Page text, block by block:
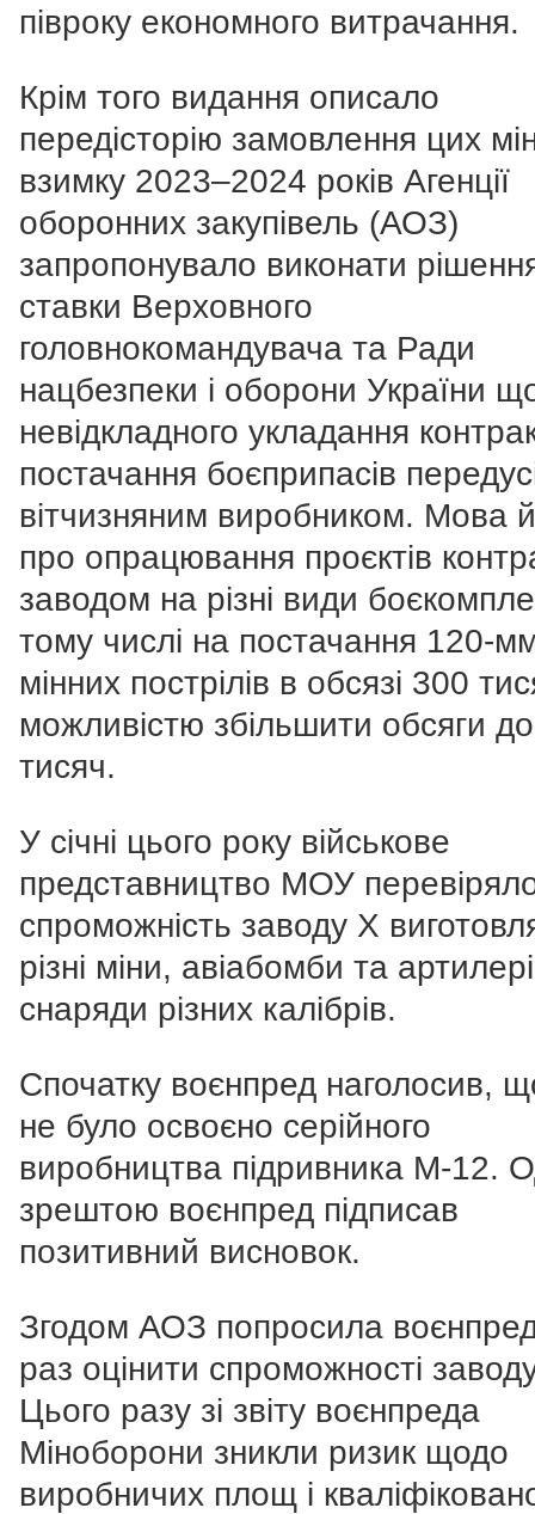
півроку економного витрачання.
Крім того видання описало
передісторію замовлення цих
взимку 2023–2024 років Агенції
оборонних закупівель (АОЗ)
запропонувало виконати
ставки Верховного
головнокомандувача та Ради
нацбезпеки і оборони України
невідкладного укладання
постачання боєприпасів
вітчизняним виробником. Мова
про опрацювання проєктів
заводом на різні види
тому числі на постачання 120-
мінних пострілів в обсязі 300
можливістю збільшити обсяги
тисяч.
У січні цього року військове
представництво МОУ
спроможність заводу Х
різні міни, авіабомби та
снаряди різних калібрів.
Спочатку воєнпред наголосив,
не було освоєно серійного
виробництва підривника М-12.
зрештою воєнпред підписав
позитивний висновок.
Згодом АОЗ попросила
раз оцінити спроможності
Цього разу зі звіту воєнпреда
Міноборони зникли ризик щодо
виробничих площ і